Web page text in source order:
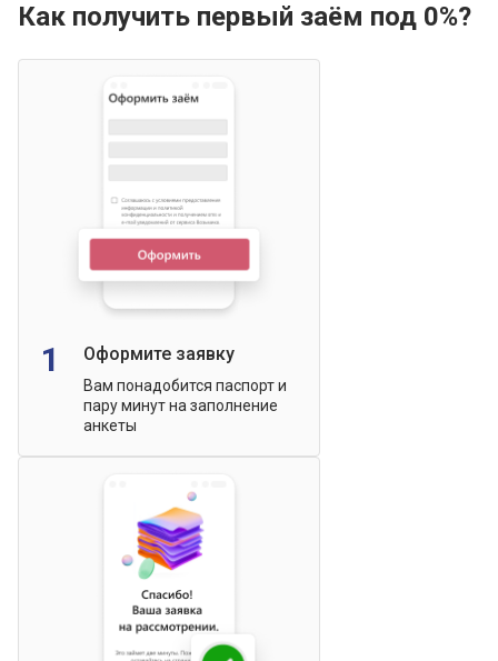
Как получить первый заём под 0%?
1 Оформите заявку
Вам понадобится паспорт и
пару минут на заполнение
анкеты